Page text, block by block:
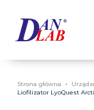
Strona główna
Liofilizator LyoQuest